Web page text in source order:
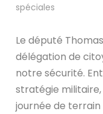
spéciales
Le député
délégation de
notre sécurité.
stratégie
journée de terrain